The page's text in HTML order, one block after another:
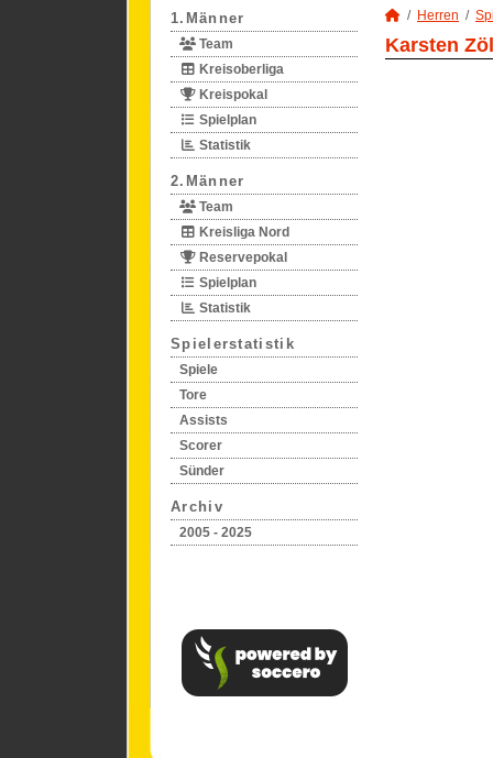
1.Männer
Team
Kreisoberliga
Kreispokal
Spielplan
Statistik
2.Männer
Team
Kreisliga Nord
Reservepokal
Spielplan
Statistik
Spielerstatistik
Spiele
Tore
Assists
Scorer
Sünder
Archiv
2005 - 2025
Herren
Karsten